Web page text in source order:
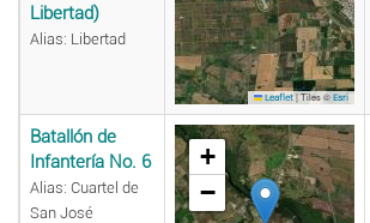
Libertad)
Alias: Libertad
Leaflet |Tiles © Esri
Batallón de
Infantería No. 6
Alias: Cuartel de
San José
+
−